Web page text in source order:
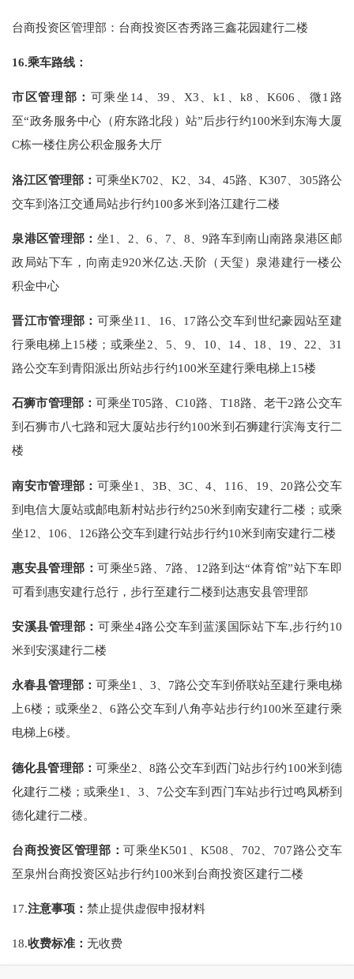
台商投资区管理部：台商投资区杏秀路三鑫花园建行二楼
16.乘车路线：
市区管理部： 可乘坐 14、 39 X3 、k1 、k8 、K606 、微1 路
至“政务服务中心（府东路北段）站”后步行约100米到东海大厦
C栋一楼住房公积金服务大厅
洛江区管理部： 可乘坐K702、K2、34、45路、K307、305路公
交车到洛江交通局站步行约100多米到洛江建行二楼
泉港区管理部： 坐1、2、6、7、8、9路车到南山南路泉港区邮
政局站下车，向南走920米亿达.天阶（天玺）泉港建行一楼公
积金中心
晋江市管理部： 可乘坐11、16、17路公交车到世纪豪园站至建
行乘电梯上15楼；或乘坐2、5、9、10、14、18、19、22、31
路公交车到青阳派出所站步行约100米至建行乘电梯上15楼
石狮市管理部：可乘坐T05路、C10路、T18路、老干2路公交车
到石狮市八七路和冠大厦站步行约100米到石狮建行滨海支行二
楼
南安市管理部： 可乘坐1、3B、3C、4、116、19、20路公交车
到电信大厦站或邮电新村站步行约250米到南安建行二楼；或乘
坐12、106、126路公交车到建行站步行约10米到南安建行二楼
惠安县管理部：可乘坐5路、7路、12路到达“体育馆”站下车即
可看到惠安建行总行，步行至建行二楼到达惠安县管理部
安溪县管理部： 可乘坐4路公交车到蓝溪国际站下车,步行约10
米到安溪建行二楼
永春县管理部：可乘坐1、3、7路公交车到侨联站至建行乘电梯
上6楼；或乘坐2、6路公交车到八角亭站步行约100米至建行乘
电梯上6楼。
德化县管理部： 可乘坐2、8路公交车到西门站步行约100米到德
化建行二楼；或乘坐1、3、7公交车到西门车站步行过鸣凤桥到
德化建行二楼。
台商投资区管理部：可乘坐K501、K508、702、707路公交车
至泉州台商投资区站步行约100米到台商投资区建行二楼
17.注意事项：禁止提供虚假申报材料
18.收费标准：无收费